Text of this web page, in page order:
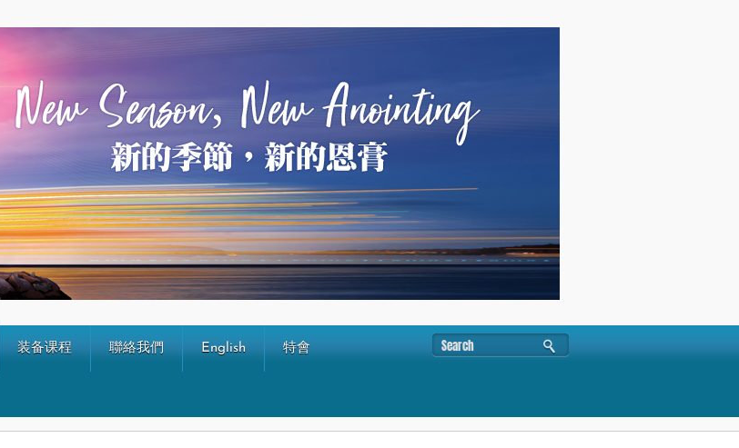
装备课程 聯絡我們 English 特會